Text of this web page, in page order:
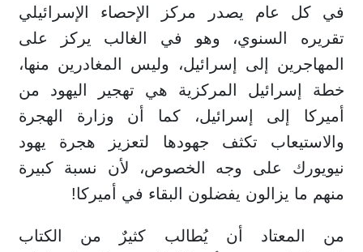
في كل عام يصدر مركز الإحصاء الإسرائيلي
تقريره السنوي، وهو في الغالب يركز على
المهاجرين إلى إسرائيل، وليس المغادرين منها،
خطة إسرائيل المركزية هي تهجير اليهود من
أميركا إلى إسرائيل، كما أن وزارة الهجرة
والاستيعاب تكثف جهودها لتعزيز هجرة يهود
نيويورك على وجه الخصوص، لأن نسبة كبيرة
منهم ما يزالون يفضلون البقاء في أميركا!
من المعتاد أن يُطالب كثيرٌ من الكتاب